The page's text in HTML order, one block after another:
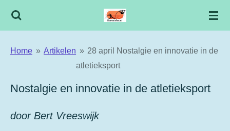
Ga
de
Home » Artikelen » 28 april Nostalgie en innovatie in de
atletieksport
Nostalgie en innovatie in de atletieksport
door Bert Vreeswijk